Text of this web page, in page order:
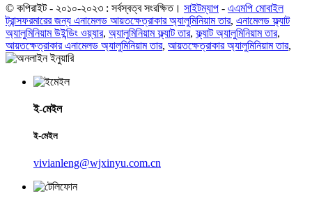
© কপিরাইট - ২০১০-২০২৩ : সর্বস্বত্ব সংরক্ষিত। সাইটম্যাপ - এএমপি মোবাইল
ট্রান্সফরমারের জন্য এনামেলড আয়তক্ষেত্রাকার অ্যালুমিনিয়াম তার, এনামেলড ফ্ল্যাট
অ্যালুমিনিয়াম উইন্ডিং ওয়্যার, অ্যালুমিনিয়াম ফ্ল্যাট তার,ফ্ল্যাট অ্যালুমিনিয়াম তার,
আয়তক্ষেত্রাকার এনামেলড অ্যালুমিনিয়াম তার, আয়তক্ষেত্রাকার অ্যালুমিনিয়াম তার,
ই-মেইল
ই-মেইল
vivianleng@wjxinyu.com.cn